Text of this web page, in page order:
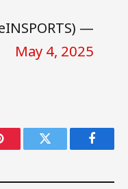
— beIN SPORTS (@beINSPORTS)
May 4, 2025
فيسبوك تويتر